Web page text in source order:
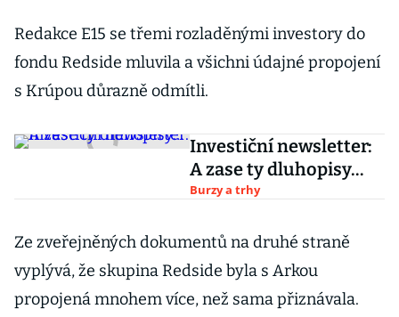
Redakce E15 se třemi rozladěnými investory do
fondu Redside mluvila a všichni údajné propojení
s Krúpou důrazně odmítli.
Investiční newsletter:
A zase ty dluhopisy…
Burzy a trhy
Ze zveřejněných dokumentů na druhé straně
vyplývá, že skupina Redside byla s Arkou
propojená mnohem více, než sama přiznávala.